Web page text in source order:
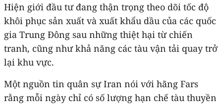
Hiện giới đầu tư đang thận trọng theo dõi tốc độ
khôi phục sản xuất và xuất khẩu dầu của các quốc
gia Trung Đông sau những thiệt hại từ chiến
tranh, cũng như khả năng các tàu vận tải quay trở
lại khu vực.
Một nguồn tin quân sự Iran nói với hãng Fars
rằng mỗi ngày chỉ có số lượng hạn chế tàu thuyền